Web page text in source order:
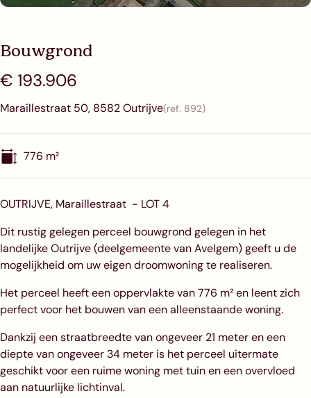
Bouwgrond
€ 193.906
Maraillestraat 50, 8582 Outrijve(ref. 892)
776 m²
OUTRIJVE, Maraillestraat - LOT 4
Dit rustig gelegen perceel bouwgrond gelegen in het
landelijke Outrijve (deelgemeente van Avelgem) geeft u de
mogelijkheid om uw eigen droomwoning te realiseren.
Het perceel heeft een oppervlakte van 776 m² en leent zich
perfect voor het bouwen van een alleenstaande woning.
Dankzij een straatbreedte van ongeveer 21 meter en een
diepte van ongeveer 34 meter is het perceel uitermate
geschikt voor een ruime woning met tuin en een overvloed
aan natuurlijke lichtinval.